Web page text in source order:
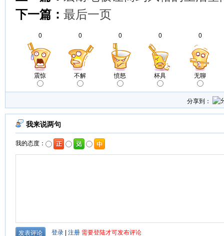
下一篇： 最后一页
0
震惊
0
不解
0
愤怒
0
杯具
0
无聊
分享到：